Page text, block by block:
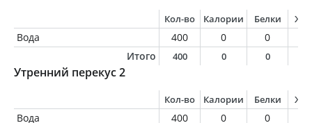
Кол-во Калории Белки
Вода 400 0 0
Итого
400 0 0
Утренний перекус 2
Кол-во Калории Белки
Вода 400 0 0